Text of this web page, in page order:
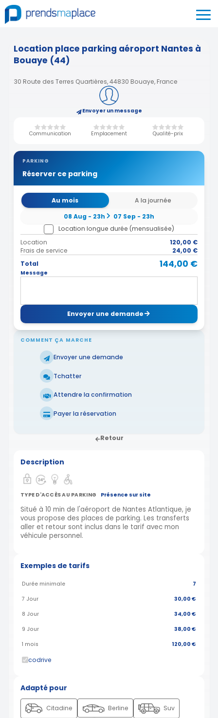
Location place parking aéroport Nantes à
Bouaye (44)
30 Route des Terres Quartières, 44830 Bouaye, France
Envoyer un message
Communication Emplacement Qualité-prix
PARKING
Réserver ce parking
Au mois
A la journée
08 Aug - 23h
07 Sep - 23h
Location longue durée (mensualisée)
Location
120,00 €
Frais de service
24,00 €
Total
144,00 €
Message
Envoyer une demande
COMMENT ÇA MARCHE
Envoyer une demande
Tchatter
Attendre la confirmation
Payer la réservation
Retour
Description
TYPE D'ACCÈS AU PARKING Présence sur site
Situé à 10 min de l'aéroport de Nantes Atlantique, je
vous propose des places de parking. Les transferts
aller et retour sont inclus dans le tarif avec mon
véhicule personnel.
Exemples de tarifs
Durée minimale 7
7 Jour 30,00 €
8 Jour 34,00 €
9 Jour 38,00 €
1 mois 120,00 €
codrive
Adapté pour
Citadine Berline Suv